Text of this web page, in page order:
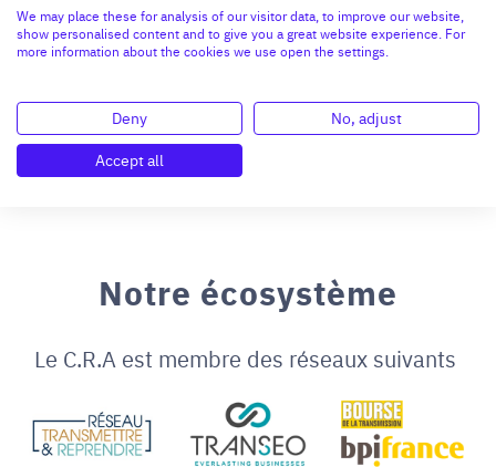
Notre écosystème
Le C.R.A est membre des réseaux suivants
We may place these for analysis of our visitor data, to improve our website,
show personalised content and to give you a great website experience. For
more information about the cookies we use open the settings.
Deny
No, adjust
Accept all